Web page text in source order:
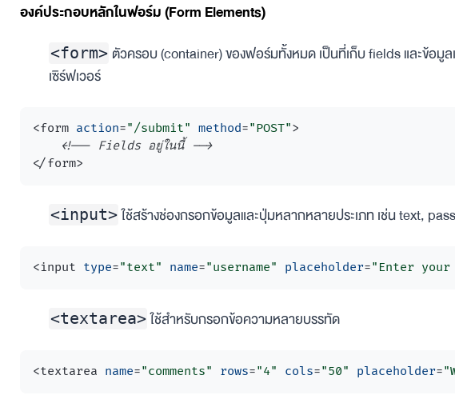
องค์ประกอบหลักในฟอร์ม (Form Elements)
<form> ตัวครอบ (container) ของฟอร์มทั้งหมด เป็นที่เก็บ fields และข้อมูล
เซิร์ฟเวอร์
<form action="/submit" method="POST">
<!-- Fields อยู่ในนี้ -->
</form>
<input>ใช้สร้างช่องกรอกข้อมูลและปุ่มหลากหลายประเภท เช่น text,
<input type="text" name="username" placeholder="Enter your
<textarea>ใช้สำหรับกรอกข้อความหลายบรรทัด
<textarea name="comments" rows="4" cols="50" placeholder=